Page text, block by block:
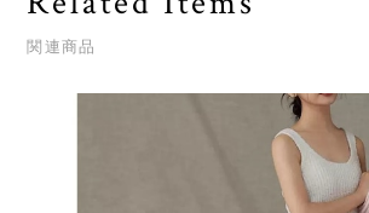
関連商品